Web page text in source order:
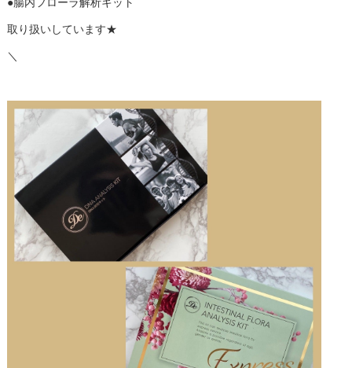
●腸内フローラ解析キット
取り扱いしています★
＼